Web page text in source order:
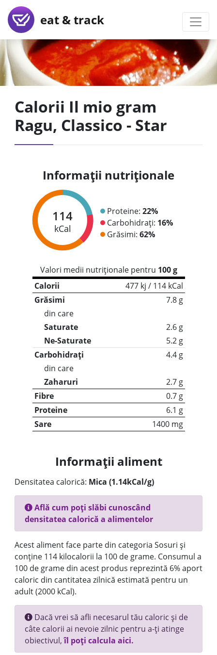
eat & track
Calorii Il mio gram
Ragu, Classico - Star
Informații nutriționale
114
kCal
Proteine: 22%
Carbohidrați: 16%
Grăsimi: 62%
Valori medii nutriționale pentru 100 g
Calorii
477 kj / 114 kCal
Grăsimi
7.8 g
din care
Saturate
2.6 g
Ne-Saturate
5.2 g
Carbohidrați
4.4 g
din care
Zaharuri
2.7 g
Fibre
0.7 g
Proteine
6.1 g
Sare
1400 mg
Informații aliment
Densitatea calorică: Mica (1.14kCal/g)
Află cum poți slăbi cunoscând
densitatea calorică a alimentelor
Acest aliment face parte din categoria Sosuri și
conține 114 kilocalorii la 100 de grame. Consumul a
100 de grame din acest produs reprezintă 6% aport
caloric din cantitatea zilnică estimată pentru un
adult (2000 kCal).
Dacă vrei să afli necesarul tău caloric și de
câte calorii ai nevoie zilnic pentru a-ți atinge
obiectivul,îl poți calcula aici.